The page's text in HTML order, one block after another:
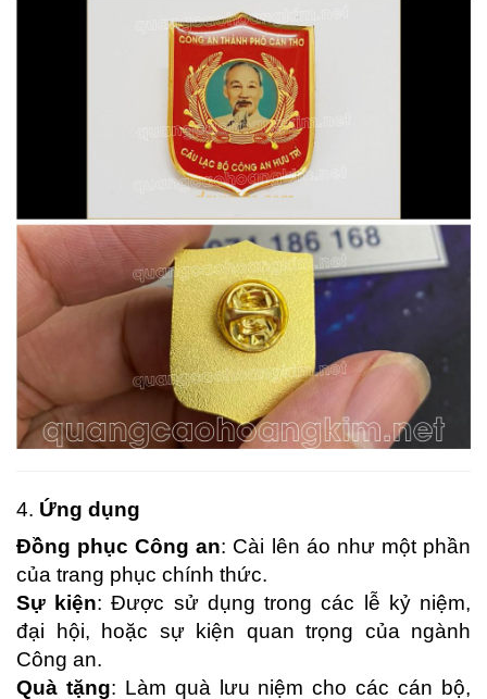
4. Ứng dụng
Đồng phục Công an: Cài lên áo như một phần
của trang phục chính thức.
Sự kiện: Được sử dụng trong các lễ kỷ niệm,
đại hội, hoặc sự kiện quan trọng của ngành
Công an.
Quà tặng: Làm quà lưu niệm cho các cán bộ,